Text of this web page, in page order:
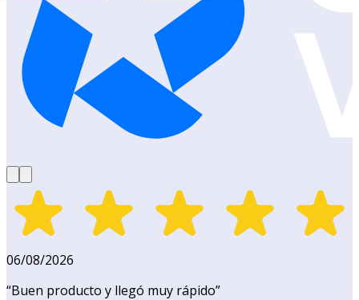
06/08/2026
“Buen producto y llegó muy rápido”